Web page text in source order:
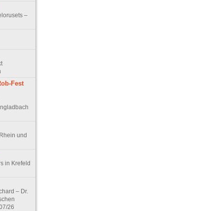
–
Fest
und
in Krefeld
– Dr.
26